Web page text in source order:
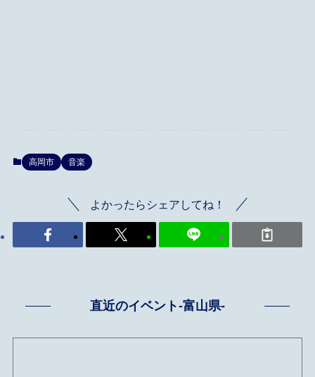
高岡市 音楽
よかったらシェアしてね！
直近のイベント-富山県-